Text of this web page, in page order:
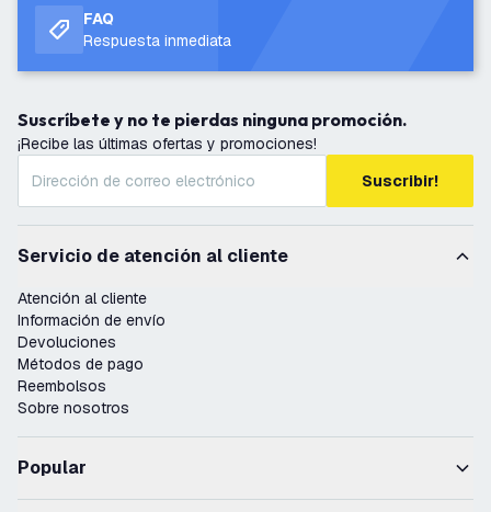
FAQ
Respuesta inmediata
Suscríbete y no te pierdas ninguna promoción.
¡Recibe las últimas ofertas y promociones!
Suscribir!
Servicio de atención al cliente
Atención al cliente
Información de envío
Devoluciones
Métodos de pago
Reembolsos
Sobre nosotros
Popular